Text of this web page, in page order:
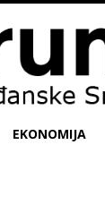
EKONOMIJA